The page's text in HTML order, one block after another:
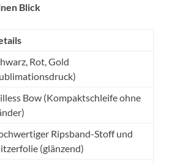
Blick
Rot, Gold
Bow (Kompaktschleife ohne
Ripsband-Stoff und
(glänzend)